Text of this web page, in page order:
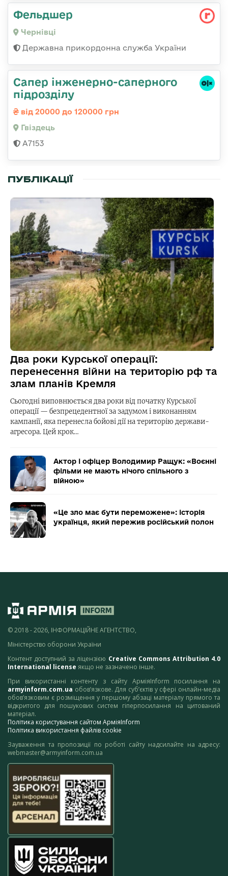
Фельдшер
Чернівці
Державна прикордонна служба України
Сапер інженерно-саперного
підрозділу
від 20000 до 120000 грн
Гвiздець
А7153
ПУБЛІКАЦІЇ
Два роки Курської операції:
перенесення війни на територію рф та
злам планів Кремля
Сьогодні виповнюється два роки від початку Курської
операції — безпрецедентної за задумом і виконанням
кампанії, яка перенесла бойові дії на територію держави-
агресора. Цей крок…
Актор і офіцер Володимир Ращук: «Воєнні
фільми не мають нічого спільного з
війною»
«Це зло має бути переможене»: історія
українця, який пережив російський полон
© 2018 - 2026, ІНФОРМАЦІЙНЕ АГЕНТСТВО,
Міністерство оборони України
Контент доступний за ліцензією Creative Commons Attribution 4.0
International license якщо не зазначено інше.
При використанні контенту з сайту АрміяInform посилання на
armyinform.com.ua обов’язкове. Для суб’єктів у сфері онлайн-медіа
обов’язковим є розміщення у першому абзаці матеріалу прямого та
відкритого для пошукових систем гіперпосилання на цитований
матеріал.
Політика користування сайтом АрміяInform
Політика використання файлів cookie
Зауваження та пропозиції по роботі сайту надсилайте на адресу:
webmaster@armyinform.com.ua